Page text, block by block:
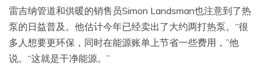
雷吉纳管道和供暖的销售员Simon Landsman也注意到了热
泵的日益普及。他估计今年已经卖出了大约两打热泵。“很
多人想要更环保，同时在能源账单上节省一些费用，”他
说。“这就是干净能源。”